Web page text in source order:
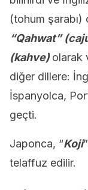
(tohum
“Qahwat”
(kahve) olarak
diğer dillere:
İspanyolca,
geçti.
Japonca, “Koji
telaffuz edilir.